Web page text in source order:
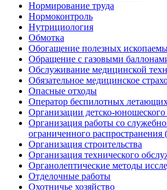
Нормирование труда
Нормоконтроль
Нутрициология
Обмотка
Обогащение полезных
Обращение с газовыми
Обслуживание медицинской
Обязательное медицинское
Опасные отходы
Оператор беспилотных
Организации детско-юношеского
Организация работы со
ограниченного
Организация строительства
Организация технического
Органолептические методы
Отделочные работы
Охотничье хозяйство